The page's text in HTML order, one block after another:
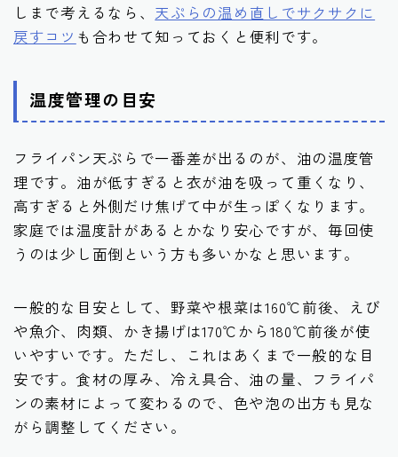
しまで考えるなら、 天ぷらの温め直しでサクサクに
戻すコツ も合わせて知っておくと便利です。
温度管理の目安
フライパン天ぷらで一番差が出るのが、油の温度管
理です。油が低すぎると衣が油を吸って重くなり、
高すぎると外側だけ焦げて中が生っぽくなります。
家庭では温度計があるとかなり安心ですが、毎回使
うのは少し面倒という方も多いかなと思います。
一般的な目安として、野菜や根菜は160℃前後、えび
や魚介、肉類、かき揚げは170℃から180℃前後が使
いやすいです。ただし、これはあくまで一般的な目
安です。食材の厚み、冷え具合、油の量、フライパ
ンの素材によって変わるので、色や泡の出方も見な
がら調整してください。